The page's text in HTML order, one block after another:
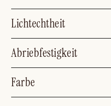
Lichtechtheit
Abriebfestigkeit
Farbe